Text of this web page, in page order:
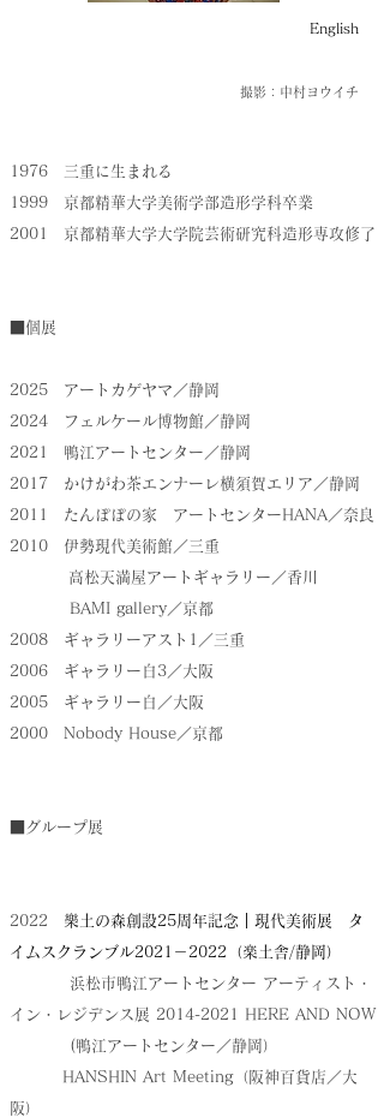
English
​撮影：中村ヨウイチ
1976 三重に生まれる
1999 京都精華大学美術学部造形学科卒業
2001 京都精華大学大学院芸術研究科造形専攻修了
■個展
​2025 アートカゲヤマ／静岡
2024 フェルケール博物館／静岡
​2021 鴨江アートセンター／静岡
2017 かけがわ茶エンナーレ横須賀エリア ／静岡
2011 たんぽぽの家 アートセンターHANA／奈良
2010 伊勢現代美術館／三重
高松天満屋アートギャラリー／香川
BAMI gallery／京都
2008 ギャラリーアスト1／三重
2006 ギャラリー白3／大阪
2005 ギャラリー白／大阪
2000 Nobody House／京都
■グループ展
2022 樂土の森創設25周年記念｜現代美術展 タ
イムスクランブル2021－2022（楽土舎/静岡）
浜松市鴨江アートセンター アーティスト・
イン・レジデンス展 2014-2021
HERE AND NOW
(鴨江アートセンター／静岡）
HANSHIN Art Meeting（阪神百貨店／大
阪）